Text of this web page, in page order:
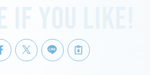
if you like!